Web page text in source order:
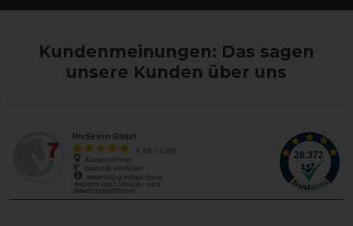
Kundenmeinungen: Das sagen
unsere Kunden über uns